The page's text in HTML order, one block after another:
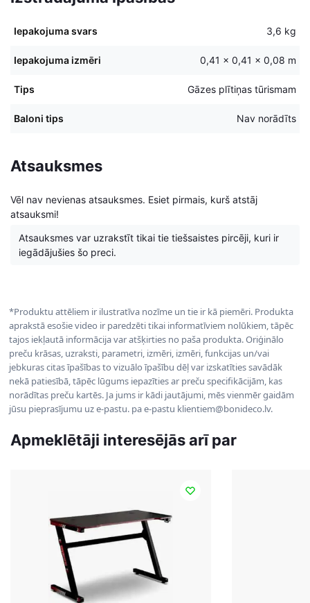
Iepakojuma svars 3,6 kg
Iepakojuma izmēri 0,41 × 0,41 × 0,08 m
Tips Gāzes plītiņas tūrismam
Baloni tips Nav norādīts
Atsauksmes
Vēl nav nevienas atsauksmes. Esiet pirmais, kurš atstāj
atsauksmi!
Atsauksmes var uzrakstīt tikai tie tiešsaistes pircēji, kuri ir
iegādājušies šo preci.
*Produktu attēliem ir ilustratīva nozīme un tie ir kā piemēri. Produkta
aprakstā esošie video ir paredzēti tikai informatīviem nolūkiem, tāpēc
tajos iekļautā informācija var atšķirties no paša produkta. Oriģinālo
preču krāsas, uzraksti, parametri, izmēri, izmēri, funkcijas un/vai
jebkuras citas īpašības to vizuālo īpašību dēļ var izskatīties savādāk
nekā patiesībā, tāpēc lūgums iepazīties ar preču specifikācijām, kas
norādītas preču kartēs. Ja jums ir kādi jautājumi, mēs vienmēr gaidām
jūsu pieprasījumu uz e-pastu. pa e-pastu klientiem@bonideco.lv.
Apmeklētāji interesējās arī par